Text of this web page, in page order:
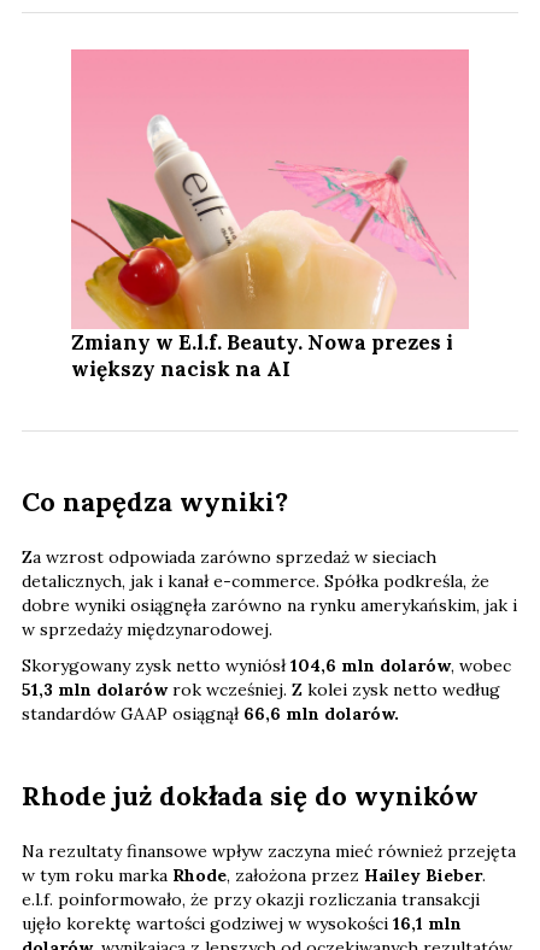
Zmiany w E.l.f. Beauty. Nowa prezes i
większy nacisk na AI
Co napędza wyniki?
Za wzrost odpowiada zarówno sprzedaż w sieciach
detalicznych, jak i kanał e-commerce. Spółka podkreśla, że
dobre wyniki osiągnęła zarówno na rynku amerykańskim, jak i
w sprzedaży międzynarodowej.
Skorygowany zysk netto wyniósł104,6 mln dolarów, wobec
51,3 mln dolarówrok wcześniej. Z kolei zysk netto według
standardów GAAP osiągnął 66,6 mln dolarów.
Rhode już dokłada się do wyników
Na rezultaty finansowe wpływ zaczyna mieć również przejęta
w tym roku marka Rhode, założona przez Hailey Bieber.
e.l.f. poinformowało, że przy okazji rozliczania transakcji
ujęło korektę wartości godziwej w wysokości 16,1 mln